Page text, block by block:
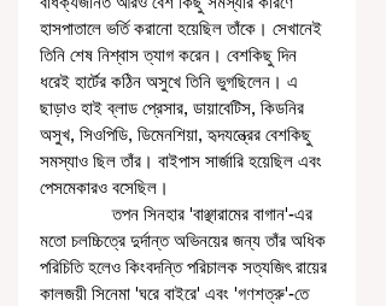
হাসপাতালে ভর্তি করানো হয়েছিল তাঁকে। সেখানেই
তিনি শেষ নিশ্বাস ত্যাগ করেন। বেশকিছু দিন
ধরেই হার্টের কঠিন অসুখে তিনি ভুগছিলেন। এ
ছাড়াও হাই ব্লাড প্রেসার, ডায়াবেটিস, কিডনির
অসুখ, সিওপিডি, ডিমেনশিয়া, হৃদযন্ত্রের বেশকিছু
সমস্যাও ছিল তাঁর। বাইপাস সার্জারি হয়েছিল এবং
পেসমেকারও বসেছিল।
               তপন সিনহার 'বাঞ্ছারামের বাগান'-এর
মতো চলচ্চিত্রে দুর্দান্ত অভিনয়ের জন্য তাঁর অধিক
পরিচিতি হলেও কিংবদন্তি পরিচালক সত্যজিৎ রায়ের
কালজয়ী সিনেমা 'ঘরে বাইরে' এবং 'গণশত্রু'-তে